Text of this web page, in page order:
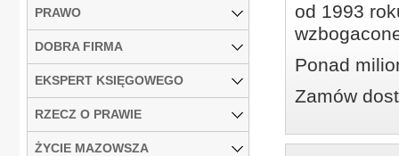
od 1993
Ponad
Zamów
PRAWO
DOBRA FIRMA
EKSPERT KSIĘGOWEGO
RZECZ O PRAWIE
ŻYCIE MAZOWSZA